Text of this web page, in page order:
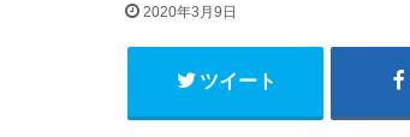
2020年3月9日
ツイート